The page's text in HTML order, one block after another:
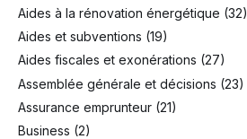
Aides à la rénovation énergétique (32)
Aides et subventions (19)
Aides fiscales et exonérations (27)
Assemblée générale et décisions (23)
Assurance emprunteur (21)
Business (2)